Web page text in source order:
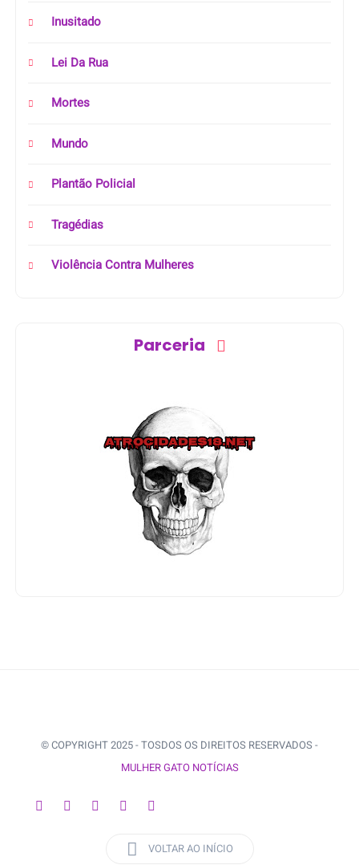
Inusitado
Lei Da Rua
Mortes
Mundo
Plantão Policial
Tragédias
Violência Contra Mulheres
Parceria
© COPYRIGHT 2025 - TOSDOS OS DIREITOS RESERVADOS -
MULHER GATO NOTÍCIAS
VOLTAR AO INÍCIO